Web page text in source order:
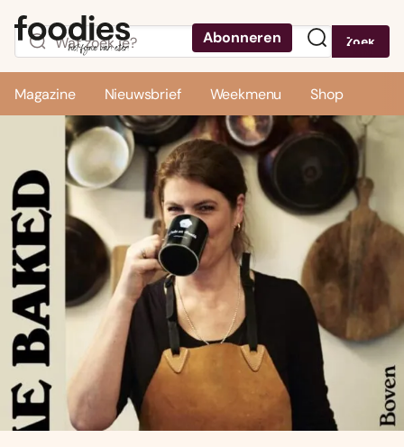
Abonneren Zoek
Magazine Nieuwsbrief Weekmenu Shop